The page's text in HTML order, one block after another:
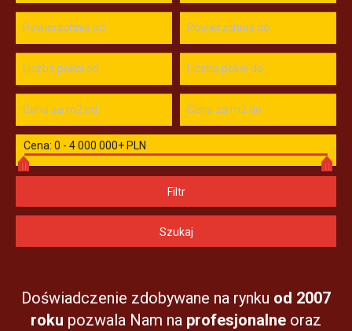
Cena: 0 - 4 000 000+ PLN
Doświadczenie zdobywane na rynku od 2007
roku pozwala Nam na profesjonalne oraz